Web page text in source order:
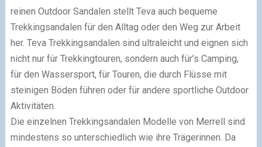
reinen Outdoor Sandalen stellt Teva auch bequeme
Trekkingsandalen für den Alltag oder den Weg zur Arbeit
her. Teva Trekkingsandalen sind ultraleicht und eignen sich
nicht nur für Trekkingtouren, sondern auch für’s Camping,
für den Wassersport, für Touren, die durch Flüsse mit
steinigen Böden führen oder für andere sportliche Outdoor
Aktivitäten.
Die einzelnen Trekkingsandalen Modelle von Merrell sind
mindestens so unterschiedlich wie ihre Trägerinnen. Da